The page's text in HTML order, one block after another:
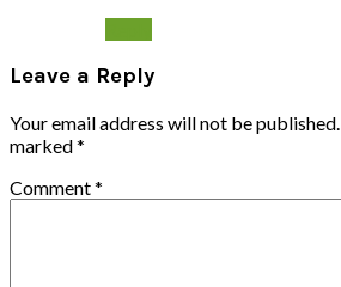
Leave a Reply
Your email address will not be published.
marked*
Comment*